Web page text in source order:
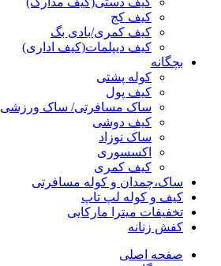
کیف کج
کیف کمری/بادی بگ
کیف دیپلمات(کیف اداری)
بچگانه
کوله پشتی
کیف پول
ساک مسافرتی/ ساک ورزشی
کیف دوشی
ساک نوزاد
اکسسوری
کیف کمری
ساک،چمدان و کوله مسافرتی
کیف و کوله لپ تاپ
تخفیفات میترا مارکایی
کفش زنانه
صفحه اصلی